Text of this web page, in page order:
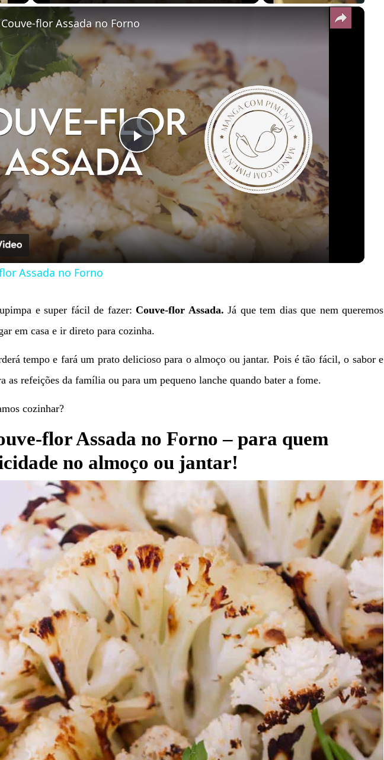
×
Play
Video
flor Assada no Forno
Assada no Forno
e super fácil de fazer: Couve-flor Assada. Já que tem dias que nem queremos
em casa e ir direto para cozinha.
tempo e fará um prato delicioso para o almoço ou jantar. Pois é tão fácil, o sabor e
as refeições da família ou para um pequeno lanche quando bater a fome.
cozinhar?
flor Assada no Forno – para quem
no almoço ou jantar!